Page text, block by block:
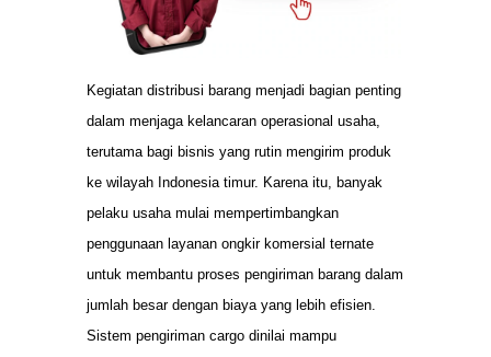
Kegiatan distribusi barang menjadi bagian penting
dalam menjaga kelancaran operasional usaha,
terutama bagi bisnis yang rutin mengirim produk
ke wilayah Indonesia timur. Karena itu, banyak
pelaku usaha mulai mempertimbangkan
penggunaan layanan ongkir komersial ternate
untuk membantu proses pengiriman barang dalam
jumlah besar dengan biaya yang lebih efisien.
Sistem pengiriman cargo dinilai mampu